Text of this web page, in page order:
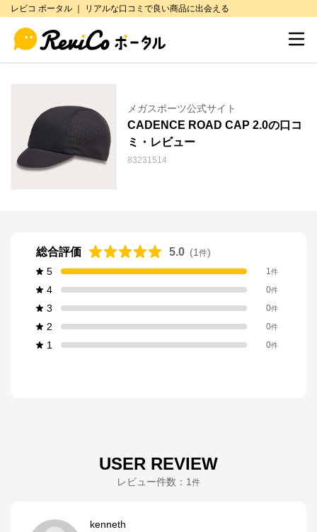
レビコ ポータル ｜ リアルな口コミで良い商品に出会える
メガスポーツ公式サイト
CADENCE ROAD CAP 2.0の口コ
ミ・レビュー
83231514
総合評価 5.0 (1 件)
5
1件
4 0件
3 0件
2 0件
1 0件
USER REVIEW
レビュー件数： 1 件
kenneth